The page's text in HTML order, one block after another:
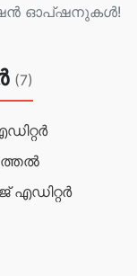
ഓപ്ഷനുകൾ!
(7)
എഡിറ്റർ